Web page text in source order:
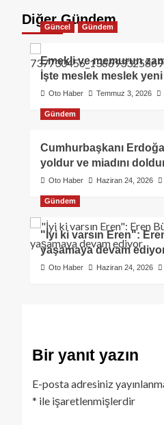
Diğer Gündem
Güncel Gündem
Emekli ve memurun
İşte meslek meslek
Oto Haber Temmuz 3, 2026
Gündem
Cumhurbaşkanı
yoldur ve miadını
Oto Haber Haziran 24, 2026
Gündem
"İyi ki varsın Eren":
yaşamaya devam
Oto Haber Haziran 24, 2026
Bir yanıt yazın
E-posta adresiniz
* ile işaretlenmişlerdir